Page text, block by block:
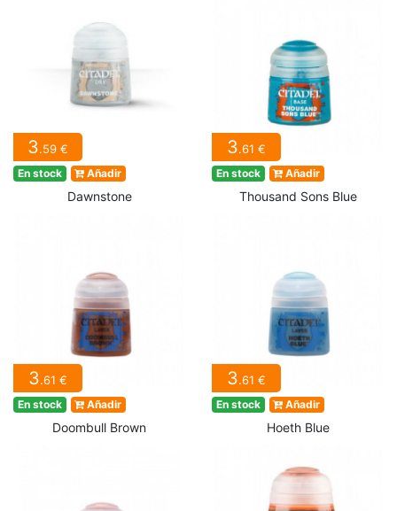
3.59 €
En stock Añadir
Dawnstone
3.61 €
En stock Añadir
Thousand Sons Blue
3.61 €
En stock Añadir
Doombull Brown
3.61 €
En stock Añadir
Hoeth Blue